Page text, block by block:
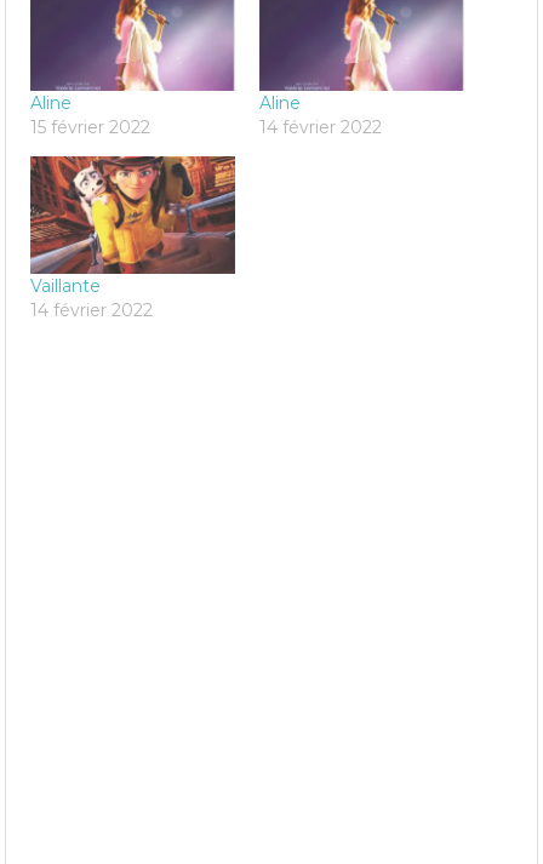
Aline
15 février 2022
Aline
14 février 2022
Vaillante
14 février 2022